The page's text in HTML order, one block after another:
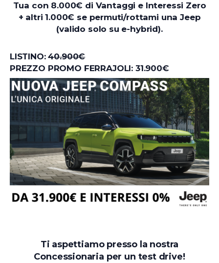
Tua con 8.000€ di Vantaggi e Interessi Zero
+ altri 1.000€ se permuti/rottami una Jeep
(valido solo su e-hybrid).
LISTINO:40.900€
PREZZO PROMO FERRAJOLI: 31.900€
Ti aspettiamo presso la nostra
Concessionaria per un test drive!